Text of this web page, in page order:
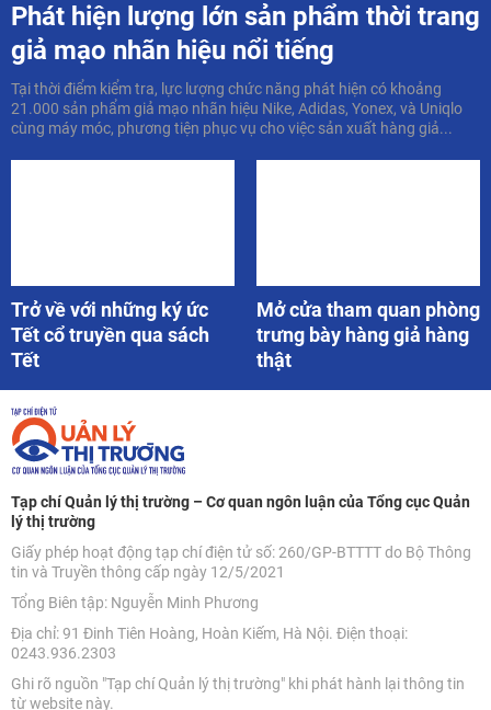
Phát hiện lượng lớn sản phẩm thời trang
giả mạo nhãn hiệu nổi tiếng
Tại thời điểm kiểm tra, lực lượng chức năng phát hiện có khoảng
21.000 sản phẩm giả mạo nhãn hiệu Nike, Adidas, Yonex, và Uniqlo
cùng máy móc, phương tiện phục vụ cho việc sản xuất hàng giả...
Trở về với những ký ức
Tết cổ truyền qua sách
Tết
Mở cửa tham quan phòng
trưng bày hàng giả hàng
thật
Tạp chí Quản lý thị trường – Cơ quan ngôn luận của Tổng cục Quản
lý thị trường
Giấy phép hoạt động tạp chí điện tử số: 260/GP-BTTTT do Bộ Thông
tin và Truyền thông cấp ngày 12/5/2021
Tổng Biên tập: Nguyễn Minh Phương
Địa chỉ: 91 Đinh Tiên Hoàng, Hoàn Kiếm, Hà Nội. Điện thoại:
0243.936.2303
Ghi rõ nguồn "Tạp chí Quản lý thị trường" khi phát hành lại thông tin
từ website này.